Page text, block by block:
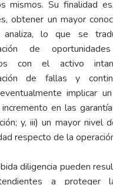
mismos. Su finalidad
obtener un mayor
lo que se
de
con el activo
de fallas y
implicar
en las
y, iii) un mayor nivel
respecto de la
diligencia pueden
a